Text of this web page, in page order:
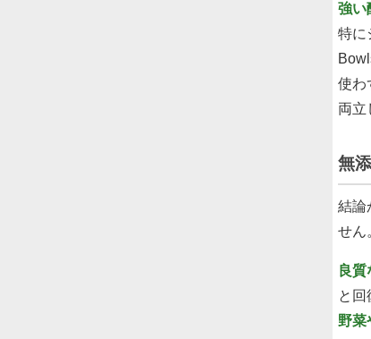
強い
特に
使わ
両立
無
結論
せん
良
と回
野菜